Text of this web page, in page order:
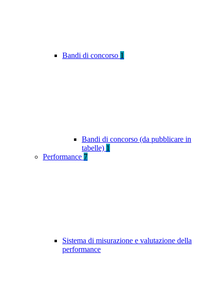
Bandi di concorso 1
Bandi di concorso (da pubblicare in
tabelle) 1
Performance 7
Sistema di misurazione e valutazione della
performance